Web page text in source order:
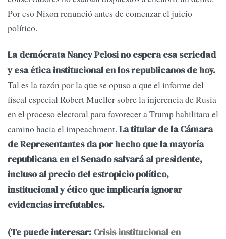
Por eso Nixon renunció antes de comenzar el juicio
político.
La demócrata Nancy Pelosi no espera esa seriedad
y esa ética institucional en los republicanos de hoy.
Tal es la razón por la que se opuso a que el informe del
fiscal especial Robert Mueller sobre la injerencia de Rusia
en el proceso electoral para favorecer a Trump habilitara el
camino hacia el impeachment. La titular de la Cámara
de Representantes da por hecho que la mayoría
republicana en el Senado salvará al presidente,
incluso al precio del estropicio político,
institucional y ético que implicaría ignorar
evidencias irrefutables.
(Te puede interesar: Crisis institucional en